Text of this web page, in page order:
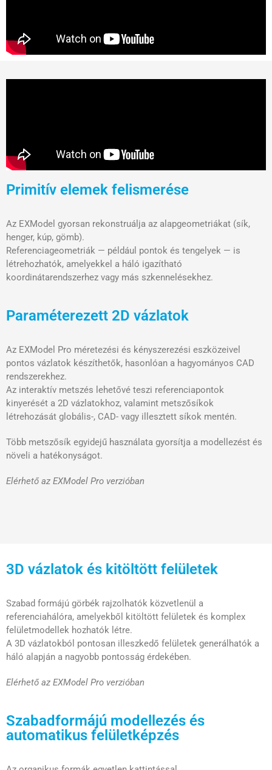
Primitív elemek felismerése
Az EXModel gyorsan rekonstruálja az alapgeometriákat (sík,
henger, kúp, gömb).
Referenciageometriák — például pontok és tengelyek — is
létrehozhatók, amelyekkel a háló igazítható
koordinátarendszerhez vagy más szkennelésekhez.
Paraméterezett 2D vázlatok
Az EXModel Pro méretezési és kényszerezési eszközeivel
pontos vázlatok készíthetők, hasonlóan a hagyományos CAD
rendszerekhez.
Az interaktív metszés lehetővé teszi referenciapontok
kinyerését a 2D vázlatokhoz, valamint metszősíkok
létrehozását globális-, CAD- vagy illesztett síkok mentén.
Több metszősík egyidejű használata gyorsítja a modellezést és
növeli a hatékonyságot.
Elérhető az EXModel Pro verzióban
3D vázlatok és kitöltött felületek
Szabad formájú görbék rajzolhatók közvetlenül a
referenciahálóra, amelyekből kitöltött felületek és komplex
felületmodellek hozhatók létre.
A 3D vázlatokból pontosan illeszkedő felületek generálhatók a
háló alapján a nagyobb pontosság érdekében.
Elérhető az EXModel Pro verzióban
Szabadformájú modellezés és
automatikus felületképzés